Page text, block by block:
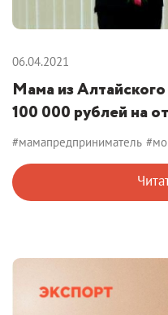
06.04.2021
Мама из Алтайского
100 000 рублей на
#мамапредприниматель